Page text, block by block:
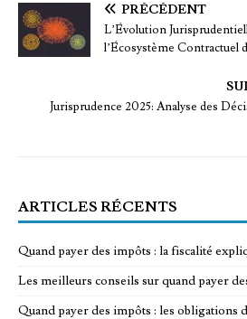
PRÉCÉDENT
L’Évolution
l’Écosystème Contractuel
Jurisprudence 2025: Analyse des
ARTICLES RÉCENTS
Quand payer des impôts : la fiscalité
Les meilleurs conseils sur quand payer
Quand payer des impôts : les obligations